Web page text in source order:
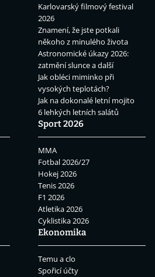
Karlovarský filmový festival
2026
Znamení, že jste potkali
někoho z minulého života
Astronomické úkazy 2026:
zatmění slunce a další
Jak obléci miminko při
vysokých teplotách?
Jak na dokonalé letní mojito
6 lehkých letních salátů
Sport 2026
MMA
Fotbal 2026/27
Hokej 2026
Tenis 2026
F1 2026
Atletika 2026
Cyklistika 2026
Ekonomika
Temu a clo
Spořicí účty